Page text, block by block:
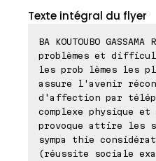
Texte intégral du flyer
BA KOUTOUBO
problèmes et
les prob lèmes les
assure l'avenir
d'affection par
complexe physique
provoque attire les
sympa thie
(réussite sociale